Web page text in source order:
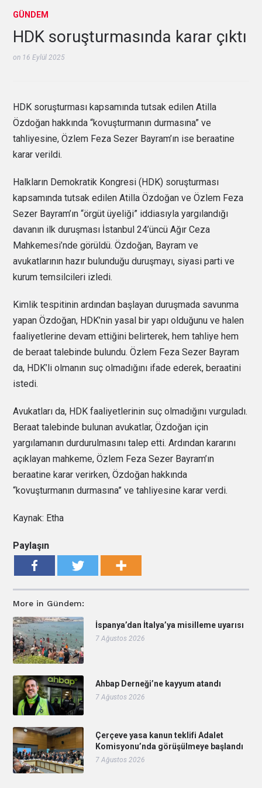
GÜNDEM
HDK soruşturmasında karar çıktı
on 16 Eylül 2025
More in Gündem:
İspanya’dan İtalya’ya misilleme uyarısı
7 Ağustos 2026
Ahbap Derneği’ne kayyum atandı
7 Ağustos 2026
Çerçeve yasa kanun teklifi Adalet
Komisyonu’nda görüşülmeye başlandı
7 Ağustos 2026
HDK soruşturması kapsamında tutsak edilen Atilla
Özdoğan hakkında “kovuşturmanın durmasına” ve
tahliyesine, Özlem Feza Sezer Bayram’ın ise beraatine
karar verildi.
Halkların Demokratik Kongresi (HDK) soruşturması
kapsamında tutsak edilen Atilla Özdoğan ve Özlem Feza
Sezer Bayram’ın “örgüt üyeliği” iddiasıyla yargılandığı
davanın ilk duruşması İstanbul 24’üncü Ağır Ceza
Mahkemesi’nde görüldü. Özdoğan, Bayram ve
avukatlarının hazır bulunduğu duruşmayı, siyasi parti ve
kurum temsilcileri izledi.
Kimlik tespitinin ardından başlayan duruşmada savunma
yapan Özdoğan, HDK’nin yasal bir yapı olduğunu ve halen
faaliyetlerine devam ettiğini belirterek, hem tahliye hem
de beraat talebinde bulundu. Özlem Feza Sezer Bayram
da, HDK’li olmanın suç olmadığını ifade ederek, beraatini
istedi.
Avukatları da, HDK faaliyetlerinin suç olmadığını vurguladı.
Beraat talebinde bulunan avukatlar, Özdoğan için
yargılamanın durdurulmasını talep etti. Ardından kararını
açıklayan mahkeme, Özlem Feza Sezer Bayram’ın
beraatine karar verirken, Özdoğan hakkında
“kovuşturmanın durmasına” ve tahliyesine karar verdi.
Kaynak: Etha
Paylaşın